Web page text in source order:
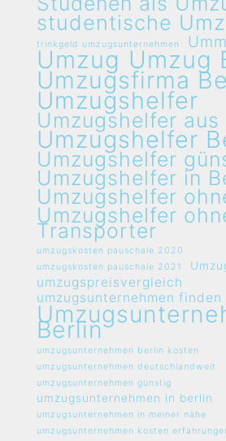
studentische
trinkgeld umzugsunternehmen
Umzug Umzug
Umzugsfirma
Umzugshelfer
Umzugshelfer aus
Umzugshelfer
Umzugshelfer
Umzugshelfer in
Umzugshelfer
Umzugshelfer
Transporter
umzugskosten pauschale 2020
umzugskosten pauschale 2021
umzugspreisvergleich
umzugsunternehmen finden
Berlin
umzugsunternehmen berlin kosten
umzugsunternehmen deutschlandweit
umzugsunternehmen günstig
umzugsunternehmen in berlin
umzugsunternehmen in meiner nähe
umzugsunternehmen kosten